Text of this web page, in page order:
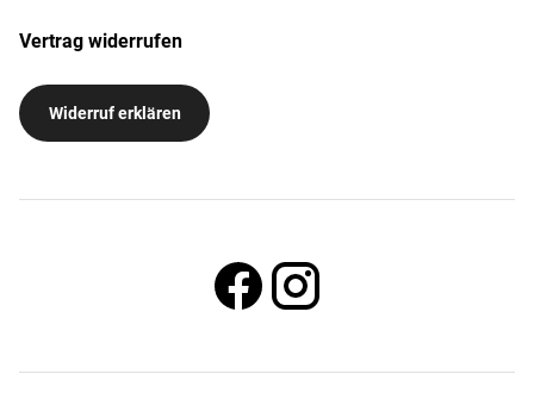
Vertrag widerrufen
Widerruf erklären